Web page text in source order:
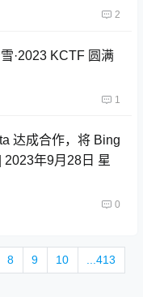
2
·2023 KCTF 圆满
1
达成合作，将 Bing
2023年9月28日 星
0
8 9 10 ...413